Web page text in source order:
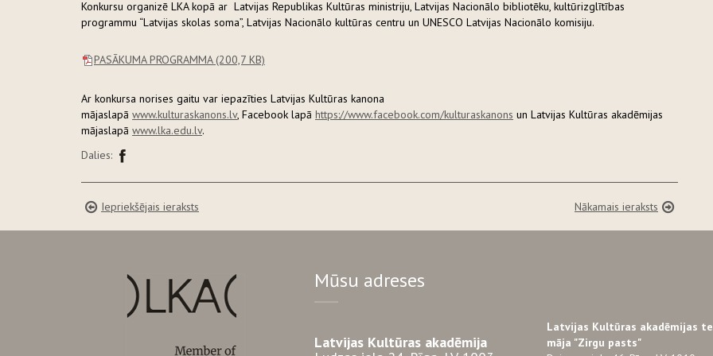
Konkursu organizē LKA kopā ar Latvijas Republikas Kultūras ministriju, Latvijas Nacionālo bibliotēku, kultūrizglītības
programmu “Latvijas skolas soma”, Latvijas Nacionālo kultūras centru un UNESCO Latvijas Nacionālo komisiju.
PASĀKUMA PROGRAMMA (200,7 KB)
Ar konkursa norises gaitu var iepazīties Latvijas Kultūras kanona
mājaslapā www.kulturaskanons.lv, Facebook lapā https://www.facebook.com/kulturaskanons un Latvijas Kultūras akadēmijas
mājaslapā www.lka.edu.lv.
Dalies:
Iepriekšējais ieraksts Nākamais ieraksts
Mūsu adreses
Latvijas Kultūras akadēmija
Latvijas Kultūras akadēmijas
māja "Zirgu pasts"